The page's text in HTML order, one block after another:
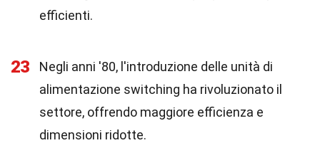
efficienti.
23
Negli anni '80, l'introduzione delle unità di
alimentazione switching ha rivoluzionato il
settore, offrendo maggiore efficienza e
dimensioni ridotte.